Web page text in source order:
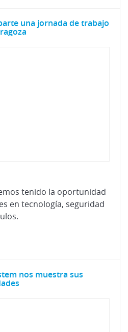
una jornada de trabajo
tenido la oportunidad
en tecnología, seguridad
nos muestra sus